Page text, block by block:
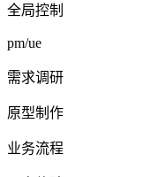
全局控制
pm/ue
需求调研
原型制作
业务流程